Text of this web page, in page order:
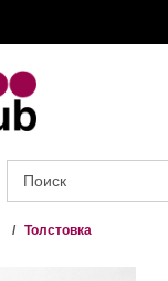
Толстовка